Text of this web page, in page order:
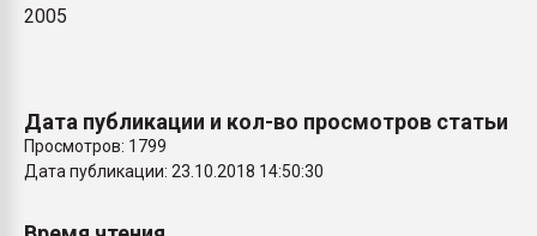
2005
Дата публикации и кол-во просмотров статьи
Просмотров: 1799
Дата публикации: 23.10.2018 14:50:30